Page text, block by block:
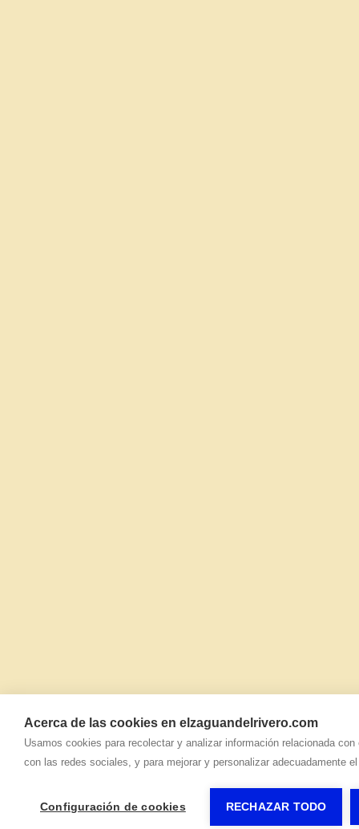
Acerca de las cookies en elzaguandelrivero.com
Usamos cookies para recolectar y analizar información relacionada
con las redes sociales, y para mejorar y personalizar adecuadamente
Configuración de cookies RECHAZAR TODO